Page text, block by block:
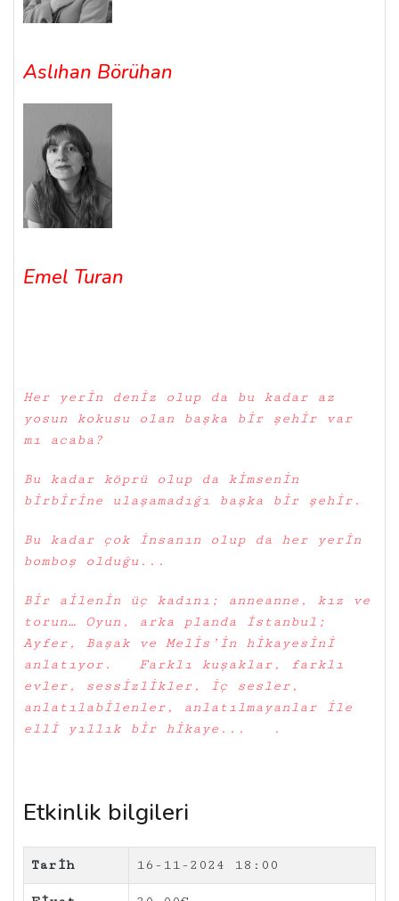
Aslıhan Börühan
Emel Turan
Her yerin deniz olup da bu kadar az
yosun kokusu olan başka bir şehir var
mı acaba?
Bu kadar köprü olup da kimsenin
birbirine ulaşamadığı başka bir şehir.
Bu kadar çok insanın olup da her yerin
bomboş olduğu...
Bir ailenin üç kadını; anneanne, kız ve
torun… Oyun, arka planda İstanbul;
Ayfer, Başak ve Melis’in hikayesini
anlatıyor. Farklı kuşaklar, farklı
evler, sessizlikler, iç sesler,
anlatılabilenler, anlatılmayanlar ile
elli yıllık bir hikaye... .
Etkinlik bilgileri
Tarih 16-11-2024 18:00